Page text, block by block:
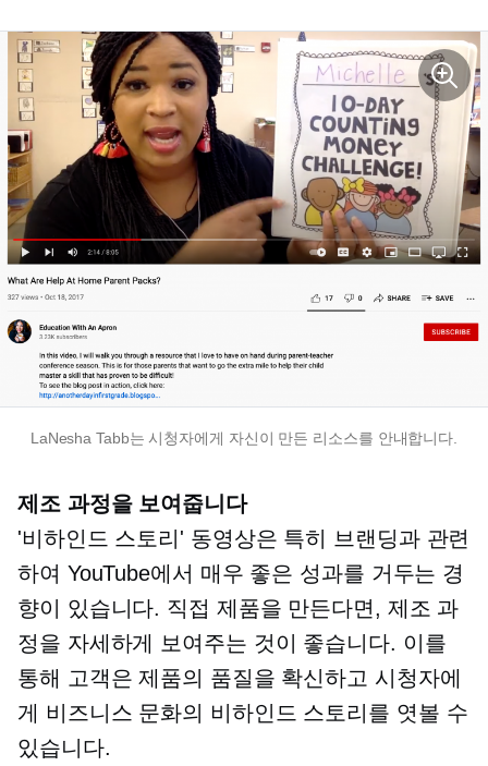
LaNesha Tabb는 시청자에게 자신이 만든 리소스를 안내합니다.
제조 과정을 보여줍니다
'비하인드 스토리' 동영상은 특히 브랜딩과 관련
하여 YouTube에서 매우 좋은 성과를 거두는 경
향이 있습니다. 직접 제품을 만든다면, 제조 과
정을 자세하게 보여주는 것이 좋습니다. 이를
통해 고객은 제품의 품질을 확신하고 시청자에
게 비즈니스 문화의 비하인드 스토리를 엿볼 수
있습니다.